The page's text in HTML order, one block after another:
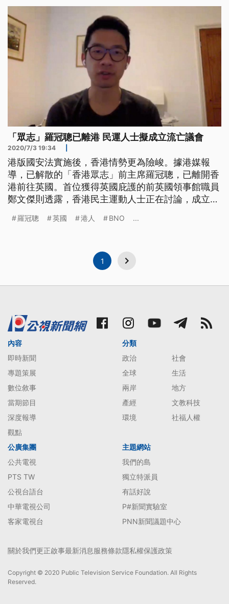
名被捕。據港媒報導，已解散的「香港眾志」前主席
羅冠聰、副主席鄭家朗，在港版國安法
「眾志」羅冠聰已離港 民運人士擬成立流亡議會
2020/7/3 19:34
港版國安法實施後，香港情勢更為險峻。據港媒報
導，已解散的「香港眾志」前主席羅冠聰，已離開香
港前往英國。首位獲得英國庇護的前英國領事館職員
鄭文傑則透露，香港民主運動人士正在討論，成立非
實施後，反送中口號「光復香港 時代革命」涉及違
羅冠聰、副主席鄭家朗，在港版國安法
羅冠聰 英國 港人 BNO ...
1
內容
即時新聞
專題策展
數位敘事
當期節目
深度報導
觀點
分類
政治
社會
全球
生活
兩岸
地方
產經
文教科技
環境
社福人權
公廣集團
公共電視
PTS TW
公視台語台
中華電視公司
客家電視台
主題網站
我們的島
獨立特派員
有話好說
P#新聞實驗室
PNN新聞議題中心
關於我們更正啟事最新消息服務條款隱私權保護政策
Copyright © 2020 Public Television Service Foundation. All Rights
Reserved.